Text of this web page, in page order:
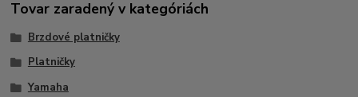
Tovar zaradený v kategóriách
Brzdové platničky
Platničky
Yamaha